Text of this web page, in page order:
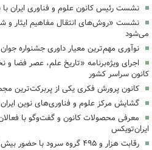
نشست رئیس کانون علوم و فناوری ایران با
نشست «روش‌های انتقال مفاهیم ایثار و
می‌شود
نوآوری مهم‌ترین معیار داوری جشنواره
اجرای ویژه‌برنامه «تاریخ علم، عصر فضا و
کانون سراسر کشور
کانون پرورش فکری یکی از پربرکت‌ترین
گشایش مرکز علوم و فناوری‌های نوین ایران
معرفی محصولات کانون و گفت‌وگو با
ایران‌تویکس
رقابت هزار و ۴۹۵ گروه سرود با حضور بیش از ۲۲هزار کودک و نوجوان